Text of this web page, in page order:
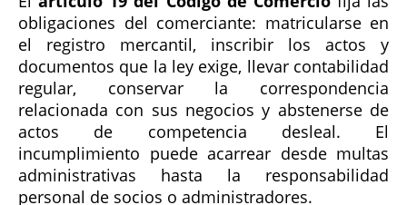
obligaciones del comerciante: matricularse en
el registro mercantil, inscribir los actos y
documentos que la ley exige, llevar contabilidad
regular, conservar la correspondencia
relacionada con sus negocios y abstenerse de
actos de competencia desleal. El
incumplimiento puede acarrear desde multas
administrativas hasta la responsabilidad
personal de socios o administradores.